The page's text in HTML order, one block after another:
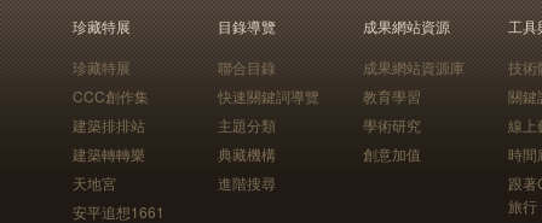
珍藏特展
珍藏特展
CCC創作集
建築排排站
建築轉轉樂
天地宮
安平追想1661
目錄導覽
聯合目錄
快速關鍵詞導覽
主題分類
典藏機構
進階搜尋
成果網站資源
成果網站資源庫
教育學習
學術研究
創意加值
工具
技術
關鍵
線上
時間
跟
旅行